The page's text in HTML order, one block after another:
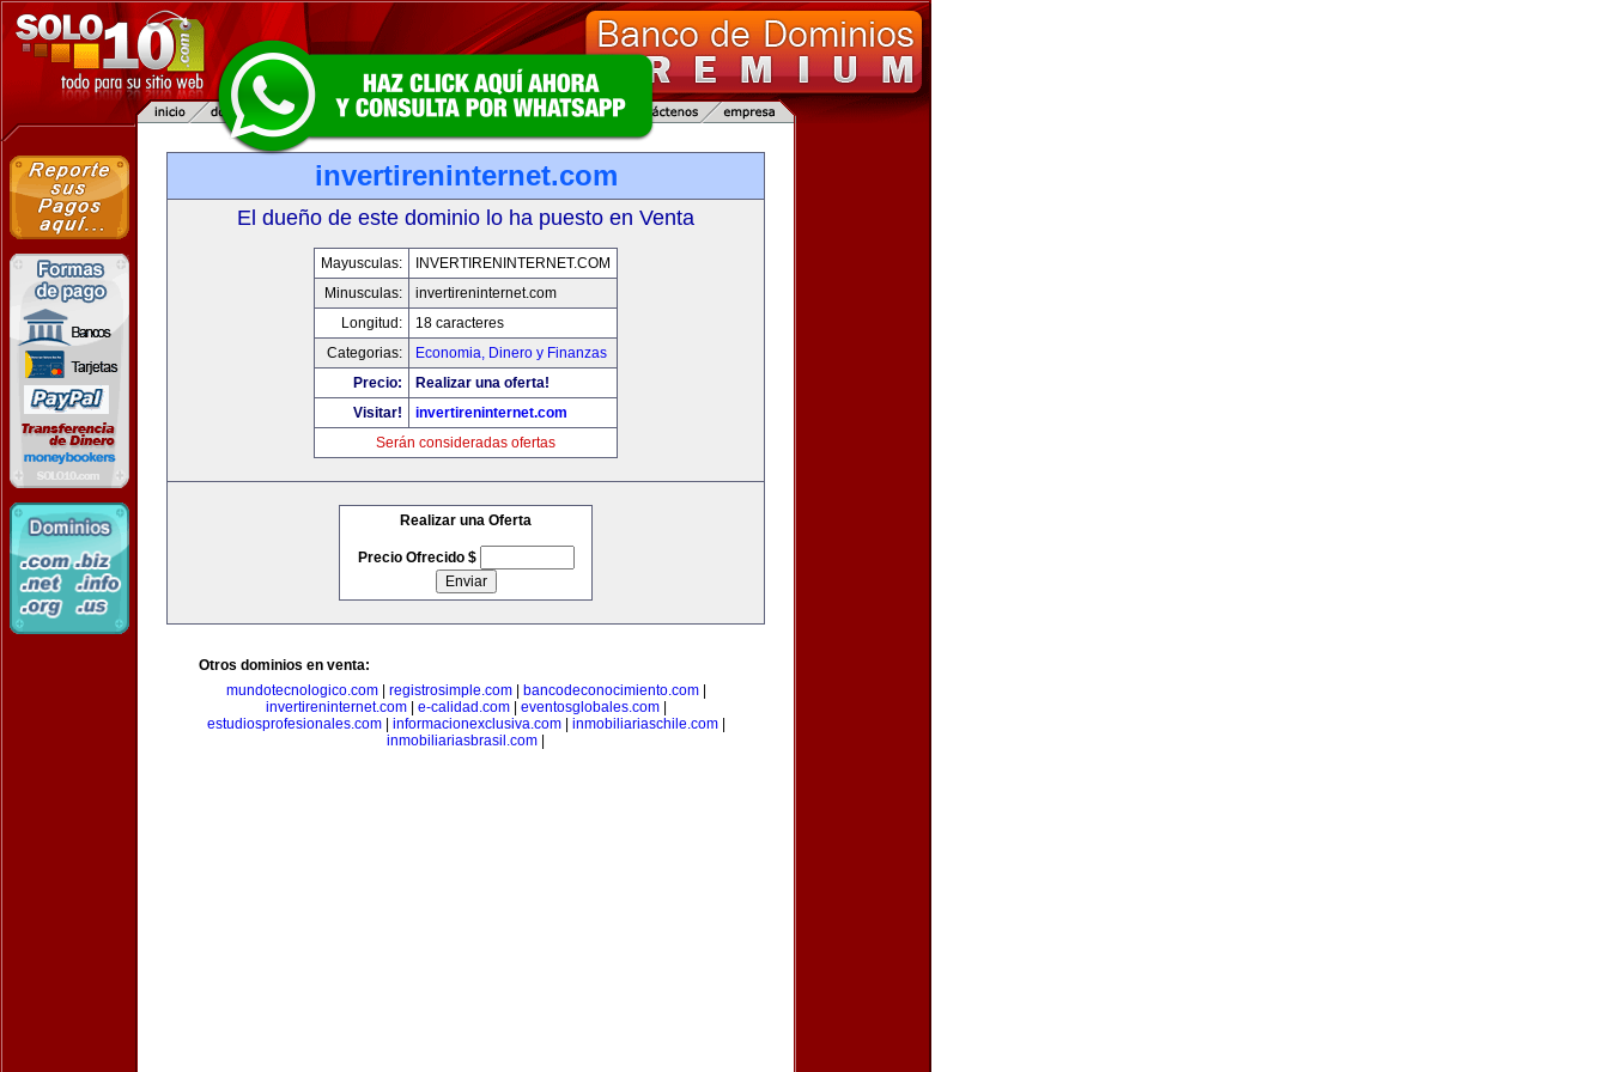
invertireninternet.com
El dueño de este dominio lo ha puesto en Venta
Mayusculas:
INVERTIRENINTERNET.COM
Minusculas:
invertireninternet.com
Longitud:
18 caracteres
Categorias:
Economia, Dinero y Finanzas
Precio:
Realizar una oferta!
Visitar!
invertireninternet.com
Serán consideradas ofertas
Realizar una Oferta
Precio Ofrecido $
Otros dominios en venta:
mundotecnologico.com| registrosimple.com| bancodeconocimiento.com|
invertireninternet.com| e-calidad.com| eventosglobales.com|
estudiosprofesionales.com| informacionexclusiva.com| inmobiliariaschile.com|
inmobiliariasbrasil.com